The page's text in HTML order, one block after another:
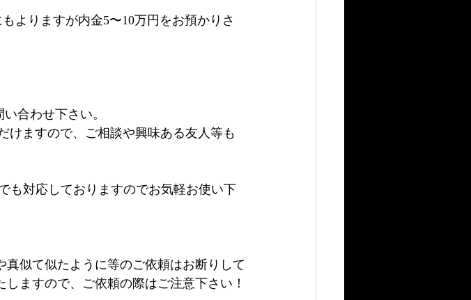
よりますが内金5〜10万円をお預かりさ
合わせ下さい。
けますので、ご相談や興味ある友人等も
も対応しておりますのでお気軽お使い下
似て似たように等のご依頼はお断りして
ますので、ご依頼の際はご注意下さい！